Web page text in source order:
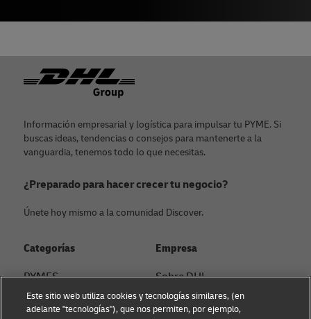
Pie de página
Información empresarial y logística para impulsar tu PYME. Si
buscas ideas, tendencias o consejos para mantenerte a la
vanguardia, tenemos todo lo que necesitas.
¿Preparado para hacer crecer tu negocio?
Únete hoy mismo a la comunidad Discover.
Categorías
PYMES
Asesoramiento en e-
Empresa
Sobre DHL
Contacto
Este sitio web utiliza cookies y tecnologías similares, (en
adelante "tecnologías"), que nos permiten, por ejemplo,